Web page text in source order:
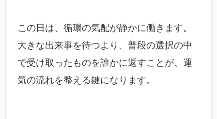
この日は、循環の気配が静かに働きます。
大きな出来事を待つより、普段の選択の中
で受け取ったものを誰かに返すことが、運
気の流れを整える鍵になります。